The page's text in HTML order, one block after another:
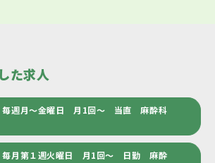
た求人
】毎週月～金曜日 月1回～ 当直 麻酔科
毎月第１週火曜日 月1回～ 日勤 麻酔